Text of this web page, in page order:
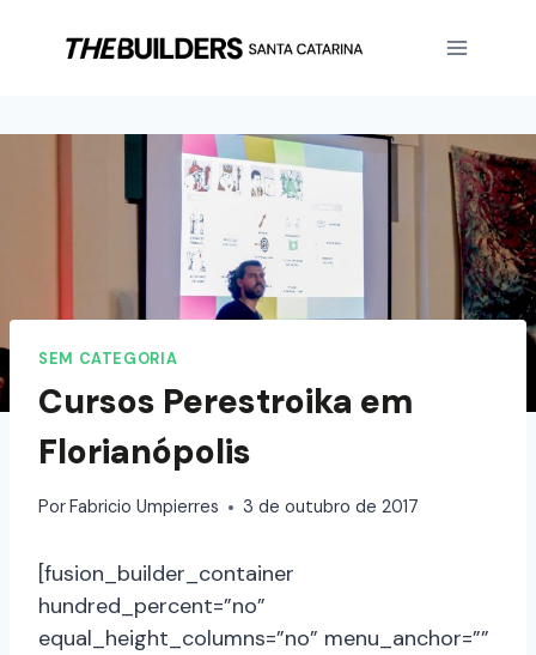
SEM CATEGORIA
Cursos Perestroika em
Florianópolis
Por Fabricio Umpierres 3 de outubro de 2017
[fusion_builder_container
hundred_percent=”no”
equal_height_columns=”no” menu_anchor=””